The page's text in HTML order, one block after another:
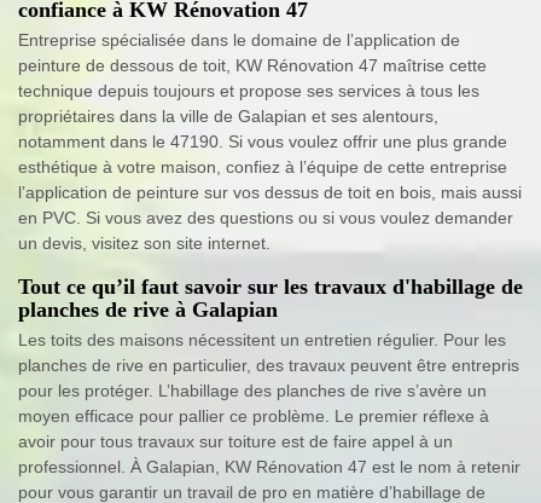
confiance à KW Rénovation 47
Entreprise spécialisée dans le domaine de l’application de
peinture de dessous de toit, KW Rénovation 47 maîtrise cette
technique depuis toujours et propose ses services à tous les
propriétaires dans la ville de Galapian et ses alentours,
notamment dans le 47190. Si vous voulez offrir une plus grande
esthétique à votre maison, confiez à l’équipe de cette entreprise
l’application de peinture sur vos dessus de toit en bois, mais aussi
en PVC. Si vous avez des questions ou si vous voulez demander
un devis, visitez son site internet.
Tout ce qu’il faut savoir sur les travaux d'habillage de
planches de rive à Galapian
Les toits des maisons nécessitent un entretien régulier. Pour les
planches de rive en particulier, des travaux peuvent être entrepris
pour les protéger. L’habillage des planches de rive s’avère un
moyen efficace pour pallier ce problème. Le premier réflexe à
avoir pour tous travaux sur toiture est de faire appel à un
professionnel. À Galapian, KW Rénovation 47 est le nom à retenir
pour vous garantir un travail de pro en matière d’habillage de